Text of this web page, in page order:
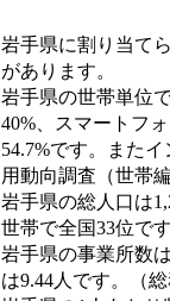
岩手県に割り当て
があります。
岩手県の世帯単位
40%、スマートフ
54.7%です。また
用動向調査（世帯
岩手県の総人口は
世帯で全国33位で
岩手県の事業所数
は9.44人です。（